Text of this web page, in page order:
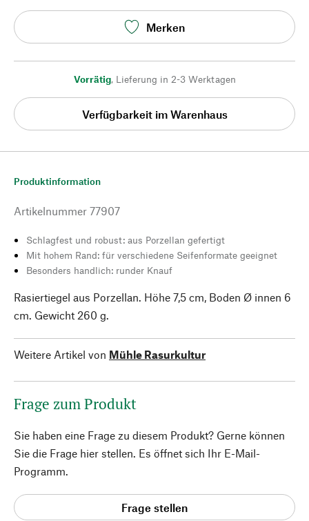
Merken
Vorrätig, Lieferung in 2-3 Werktagen
Verfügbarkeit im Warenhaus
Produktinformation
Artikelnummer 77907
Schlagfest und robust: aus Porzellan gefertigt
Mit hohem Rand: für verschiedene Seifenformate geeignet
Besonders handlich: runder Knauf
Rasiertiegel aus Porzellan. Höhe 7,5 cm, Boden Ø innen 6
cm. Gewicht 260 g.
Weitere Artikel von Mühle Rasurkultur
Frage zum Produkt
Sie haben eine Frage zu diesem Produkt? Gerne können
Sie die Frage hier stellen. Es öffnet sich Ihr E-Mail-
Programm.
Frage stellen